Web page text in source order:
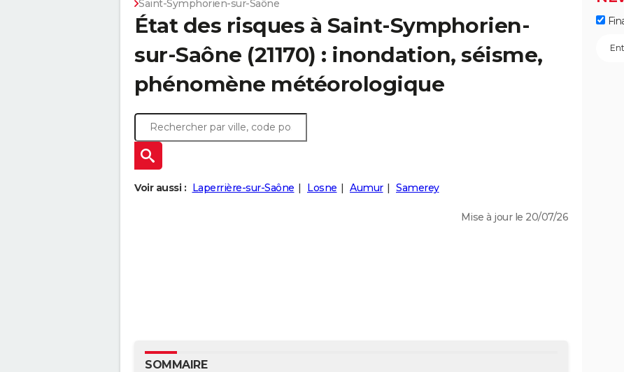
Saint-Symphorien-sur-Saône
État des risques à Saint-Symphorien-
sur-Saône (21170) : inondation, séisme,
phénomène météorologique
Voir aussi : Laperrière-sur-Saône Losne Aumur Samerey
Mise à jour le 20/07/26
SOMMAIRE